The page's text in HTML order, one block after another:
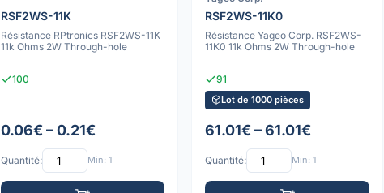
RSF2WS-11K
Résistance RPtronics RSF2WS-11K
11k Ohms 2W Through-hole
100
0.06€ – 0.21€
Quantité: Min: 1
RSF2WS-11K0
Résistance Yageo Corp. RSF2WS-
11K0 11k Ohms 2W Through-hole
91
Lot de 1000 pièces
61.01€ – 61.01€
Quantité: Min: 1